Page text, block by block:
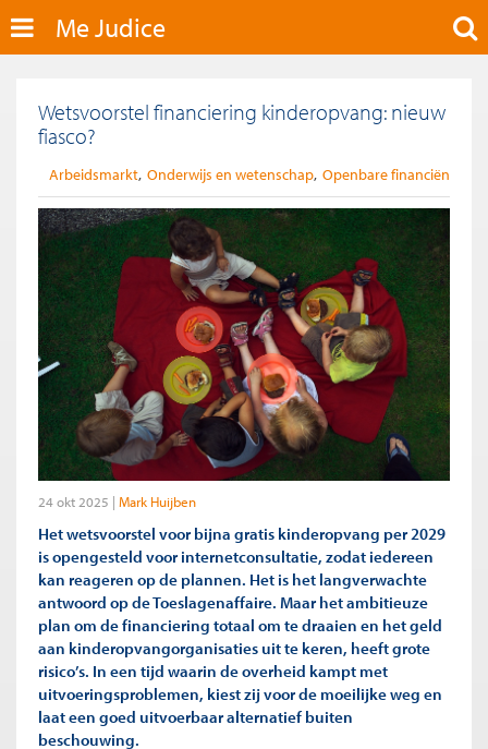
Me Judice
Wetsvoorstel financiering kinderopvang: nieuw
fiasco?
Arbeidsmarkt Onderwijs en wetenschap Openbare financiën
24 okt 2025 Mark Huijben
Het wetsvoorstel voor bijna gratis kinderopvang per 2029
is opengesteld voor internetconsultatie, zodat iedereen
kan reageren op de plannen. Het is het langverwachte
antwoord op de Toeslagenaffaire. Maar het ambitieuze
plan om de financiering totaal om te draaien en het geld
aan kinderopvangorganisaties uit te keren, heeft grote
risico’s. In een tijd waarin de overheid kampt met
uitvoeringsproblemen, kiest zij voor de moeilijke weg en
laat een goed uitvoerbaar alternatief buiten
beschouwing.